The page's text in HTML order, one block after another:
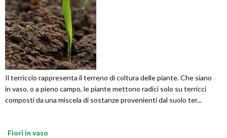
Il terriccio rappresenta il terreno di coltura delle piante. Che siano
in vaso, o a pieno campo, le piante mettono radici solo su terricci
composti da una miscela di sostanze provenienti dal suolo ter...
Fiori in vaso